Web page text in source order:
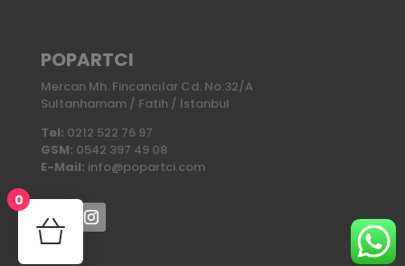
POPARTCI
Mercan Mh. Fincancılar Cd. No:32/A
Sultanhamam / Fatih / İstanbul
Tel: 0212 522 76 97
GSM: 0542 397 49 08
E-Mail: info@popartci.com
0